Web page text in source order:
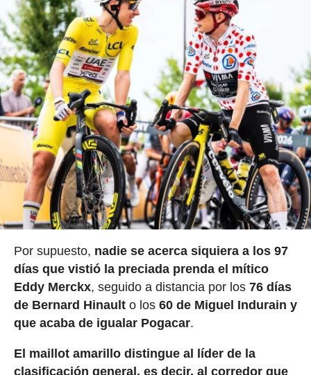
Por supuesto, nadie se acerca siquiera a los 97
días que vistió la preciada prenda el mítico
Eddy Merckx, seguido a distancia por los 76 días
de Bernard Hinault o los 60 de Miguel Indurain y
que acaba de igualar Pogacar.
El maillot amarillo distingue al líder de la
clasificación general, es decir, al corredor que